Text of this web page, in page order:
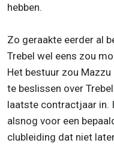
hebben.
Zo geraakte eerder al
Trebel wel eens zou
Het bestuur zou
te beslissen over
laatste contractjaar in.
alsnog voor een
clubleiding dat niet